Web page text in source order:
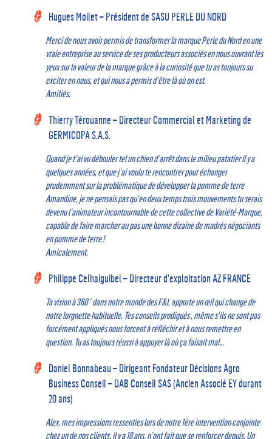
Hugues Moilet – Président de SASU PERLE DU NORD
Merci de nous avoir permis de transformer la marque Perle du Nord en une
vraie entreprise au service de ses producteurs associés en nous ouvrant les
yeux sur la valeur de la marque grâce à la curiosité que tu as toujours su
exciter en nous, et qui nous a permis d’être là où on est.
Amitiés.
Thierry Térouanne – Directeur Commercial et Marketing de
GERMICOPA S.A.S.
Quand je t’ai vu débouler tel un chien d’arrêt dans le milieu patatier il y a
quelques années, et que j’ai voulu te rencontrer pour échanger
prudemment sur la problématique de développer la pomme de terre
Amandine, je ne pensais pas qu’en deux temps trois mouvements tu serais
devenu l’animateur incontournable de cette collective de Variété-Marque,
capable de faire marcher au pas une bonne dizaine de madrés négociants
en pomme de terre !
Amicalement.
Philippe Celhaiguibel–Directeur d’exploitation AZ FRANCE
Ta vision à 360 ° dans notre monde des F&L apporte un œil qui change de
notre lorgnette habituelle. Tes conseils prodigués , même s’ils ne sont pas
forcément appliqués nous forcent à réfléchir et à nous remettre en
question. Tu as toujours réussi à appuyer là où ça faisait mal…
Daniel Bonnabeau – Dirigeant Fondateur Décisions Agro
Business Conseil – DAB Conseil SAS (Ancien Associé EY durant
20 ans)
Alex, mes impressions ressenties lors de notre 1ère intervention conjointe
chez un de nos clients, il y a 18 ans, n’ont fait que se renforcer depuis. Un